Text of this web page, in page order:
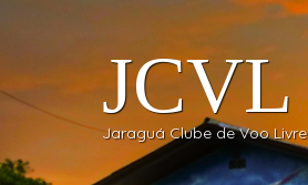
JCVL
Jaraguá Clube de Voo Livre